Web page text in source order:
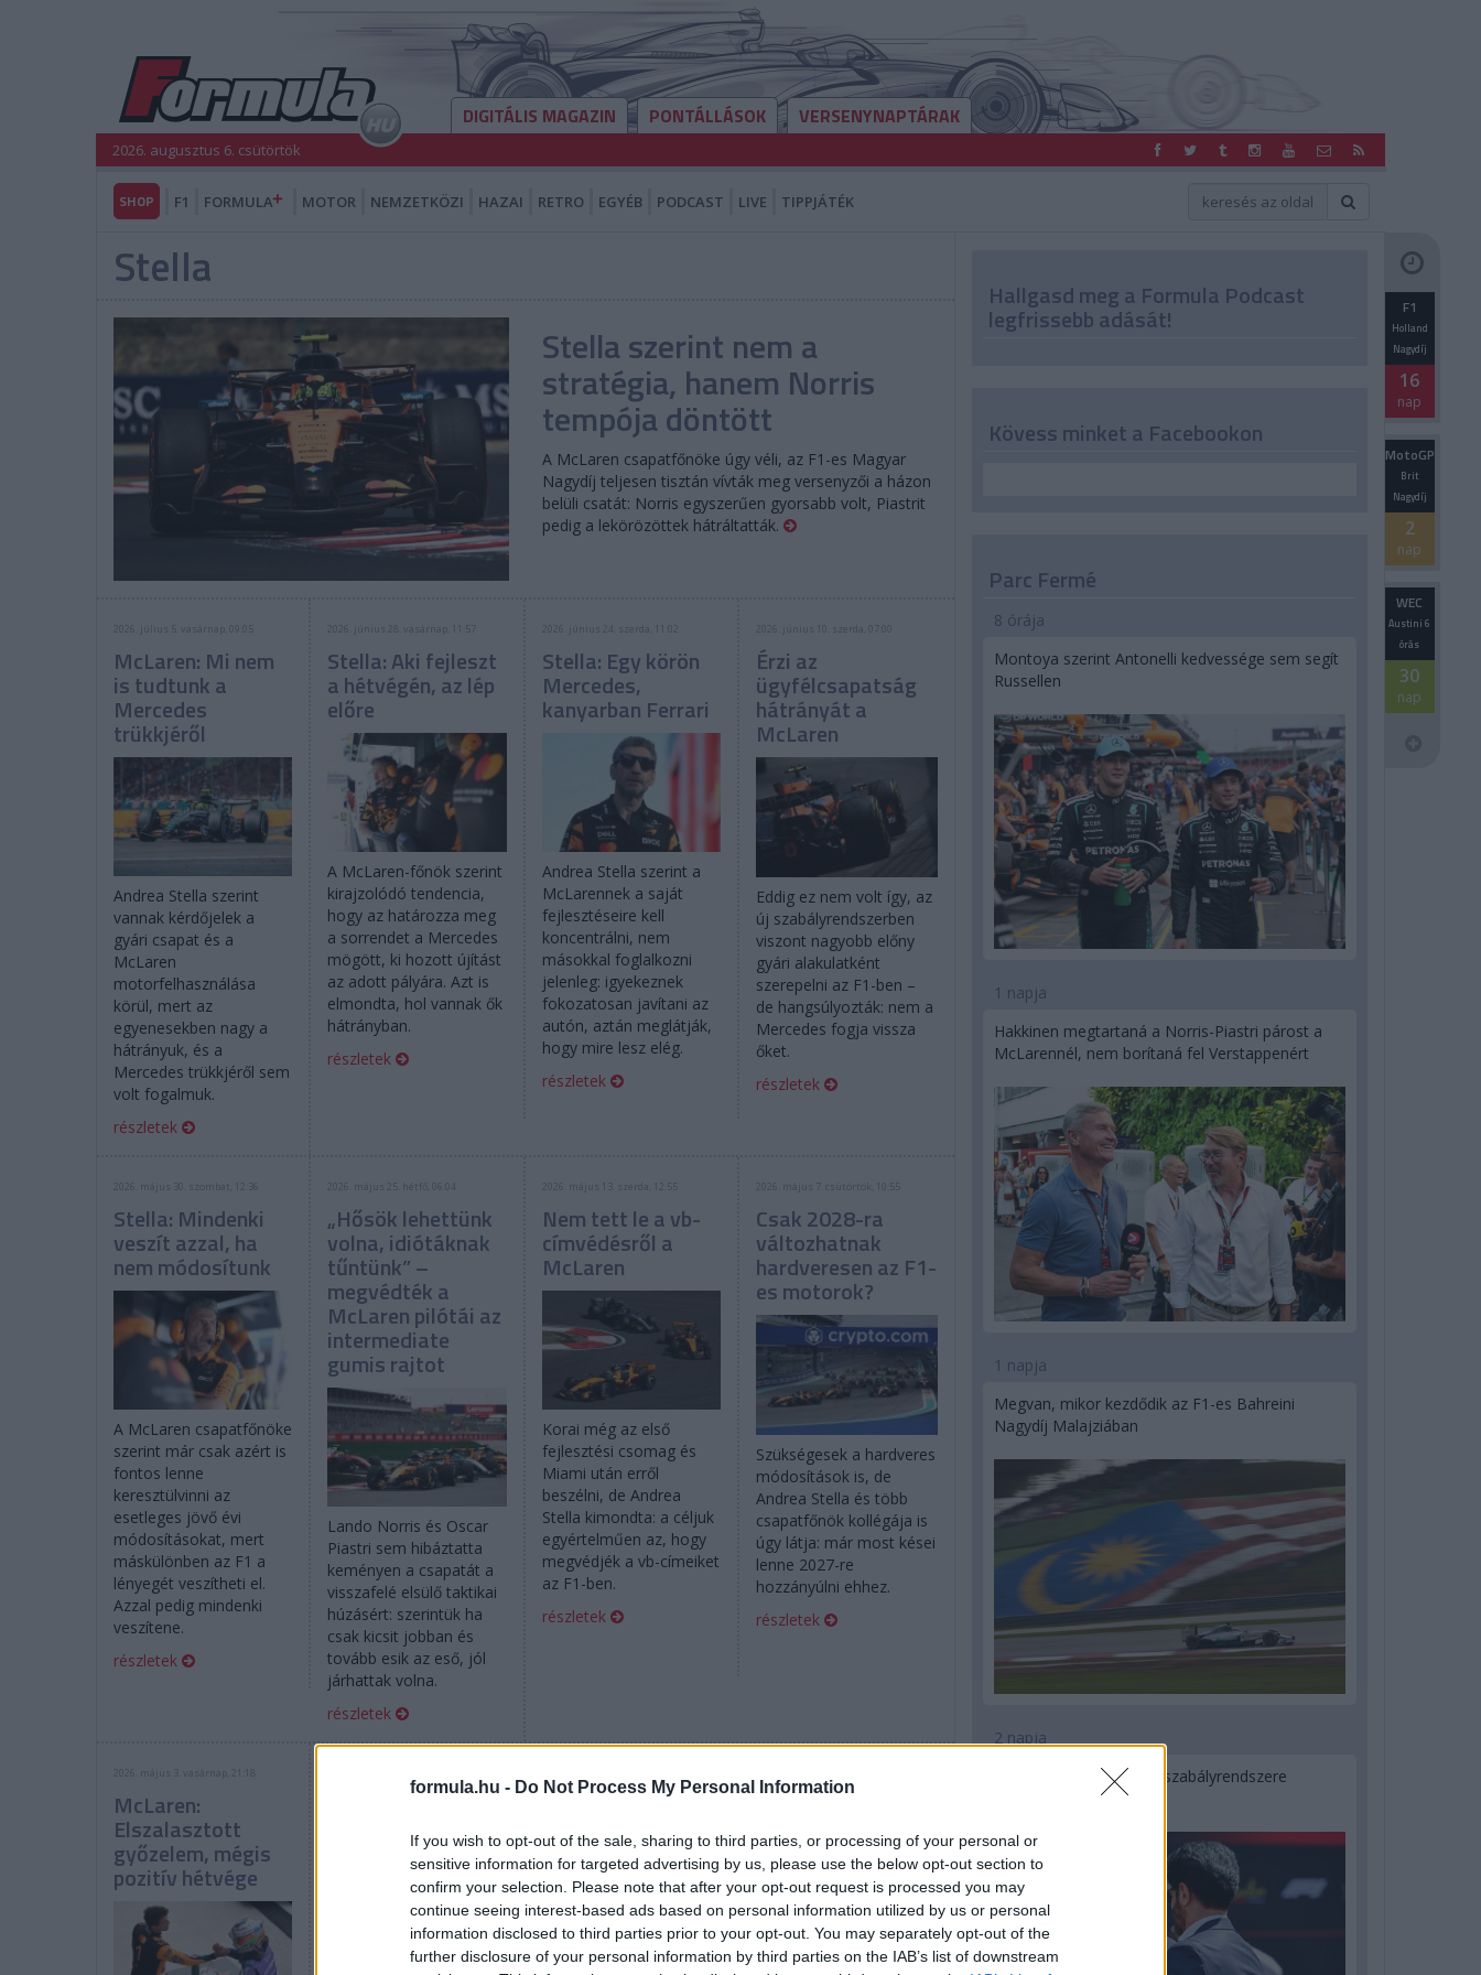
formula.hu - Do Not Process My Personal Information
If you wish to opt-out of the sale, sharing to third parties, or processing of your personal or
sensitive information for targeted advertising by us, please use the below opt-out section to
confirm your selection. Please note that after your opt-out request is processed you may
continue seeing interest-based ads based on personal information utilized by us or personal
information disclosed to third parties prior to your opt-out. You may separately opt-out of the
further disclosure of your personal information by third parties on the IAB’s list of downstream
DIGITÁLIS MAGAZIN PONTÁLLÁSOK VERSENYNAPTÁRAK
2026. augusztus 6. csütörtök
SHOP F1 FORMULA MOTOR NEMZETKÖZI HAZAI RETRO EGYÉB PODCAST LIVE TIPPJÁTÉK
Stella
Stella szerint nem a
stratégia, hanem Norris
tempója döntött
A McLaren csapatfőnöke úgy véli, az F1-es Magyar
Nagydíj teljesen tisztán vívták meg versenyzői a házon
belüli csatát: Norris egyszerűen gyorsabb volt, Piastrit
pedig a lekörözöttek hátráltatták.
McLaren: Mi nem
is tudtunk a
Mercedes
trükkjéről
Andrea Stella szerint
vannak kérdőjelek a
gyári csapat és a
McLaren
motorfelhasználása
körül, mert az
egyenesekben nagy a
hátrányuk, és a
Mercedes trükkjéről sem
volt fogalmuk.
részletek
2026. június 28. vasárnap, 11:57
Stella: Aki fejleszt
a hétvégén, az lép
előre
A McLaren-főnök szerint
kirajzolódó tendencia,
hogy az határozza meg
a sorrendet a Mercedes
mögött, ki hozott újítást
az adott pályára. Azt is
elmondta, hol vannak ők
hátrányban.
részletek
2026. június 24. szerda, 11:02
Stella: Egy körön
Mercedes,
kanyarban Ferrari
Andrea Stella szerint a
McLarennek a saját
fejlesztéseire kell
koncentrálni, nem
másokkal foglalkozni
jelenleg: igyekeznek
fokozatosan javítani az
autón, aztán meglátják,
hogy mire lesz elég.
részletek
2026. június 10. szerda, 07:00
Érzi az
ügyfélcsapatság
hátrányát a
McLaren
Eddig ez nem volt így, az
új szabályrendszerben
viszont nagyobb előny
gyári alakulatként
szerepelni az F1-ben –
de hangsúlyozták: nem a
Mercedes fogja vissza
őket.
részletek
2026. május 30. szombat, 12:36
Stella: Mindenki
veszít azzal, ha
nem módosítunk
A McLaren csapatfőnöke
szerint már csak azért is
fontos lenne
keresztülvinni az
esetleges jövő évi
módosításokat, mert
máskülönben az F1 a
lényegét veszítheti el.
Azzal pedig mindenki
veszítene.
részletek
2026. május 25. hétfő, 06:04
„Hősök lehettünk
volna, idiótáknak
tűntünk” –
megvédték a
McLaren pilótái az
intermediate
gumis rajtot
Lando Norris és Oscar
Piastri sem hibáztatta
keményen a csapatát a
visszafelé elsülő taktikai
húzásért: szerintük ha
csak kicsit jobban és
tovább esik az eső, jól
járhattak volna.
részletek
2026. május 13. szerda, 12:55
Nem tett le a vb-
címvédésről a
McLaren
Korai még az első
fejlesztési csomag és
Miami után erről
beszélni, de Andrea
Stella kimondta: a céljuk
egyértelműen az, hogy
megvédjék a vb-címeiket
az F1-ben.
részletek
2026. május 7. csütörtök, 10:55
Csak 2028-ra
változhatnak
hardveresen az F1-
es motorok?
Szükségesek a hardveres
módosítások is, de
Andrea Stella és több
csapatfőnök kollégája is
úgy látja: már most kései
lenne 2027-re
hozzányúlni ehhez.
részletek
2026. május 3. vasárnap, 21:18
McLaren:
Elszalasztott
győzelem, mégis
pozitív hétvége
„Bizonyítottuk
már máskor is” –
McLarenről
Brown: Nonszensz,
hogy GP váltaná
Stellát
„Teljesen új
autóval” készül
Miamira a
McLaren
Hallgasd meg a Formula Podcast
legfrissebb adását! F1
Holland
Nagydíj
16
nap
MotoGP
Brit
Nagydíj
2
nap
WEC
Austini 6
órás
30
nap
Kövess minket a Facebookon
Parc Fermé
8 órája
Montoya szerint Antonelli kedvessége sem segít
Russellen
1 napja
Hakkinen megtartaná a Norris-Piastri párost a
McLarennél, nem borítaná fel Verstappenért
1 napja
Megvan, mikor kezdődik az F1-es Bahreini
Nagydíj Malajziában
2 napja
Ilyen lehet a jövő F1-es szabályrendszere
Domenicali szerint